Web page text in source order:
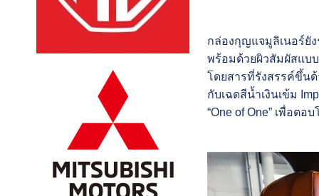
กล่องกุญแจมูลิเนอร์ยัง
พร้อมด้วยผิวสัมผัสแบบ
โดยสารที่รังสรรค์ขึ้น
กับเฉดสีน้ำเงินเข้ม
“One of One” เพื่อต